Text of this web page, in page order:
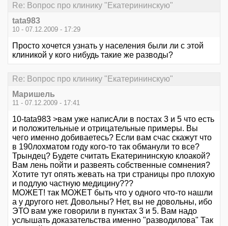
Re: Вопрос про клинику "Екатерининскую"
tata983
10 - 07.12.2009 - 17:29
Просто хочется узнать у населения были ли с этой
клиникой у кого нибудь такие же разводы?
Re: Вопрос про клинику "Екатерининскую"
Маришель
11 - 07.12.2009 - 17:41
10-tata983 >вам уже написАли в постах 3 и 5 что есть
и положительные и отрицательные примеры. Вы
чего именно добиваетесь? Если вам счас скажут что
в 190лохматом году кого-то так обманули то все?
Трындец? Будете считать Екатерининскую клоакой?
Вам лень пойти и развеять собственные сомнения?
Хотите тут опять жевать на три страницы про плохую
и подлую частную медицину???
МОЖЕТ! так МОЖЕТ быть что у одного что-то нашли
а у другого нет. Довольны? Нет, вы не довольны, ибо
ЭТО вам уже говорили в пунктах 3 и 5. Вам надо
услышать доказательства именно "разводилова" Так